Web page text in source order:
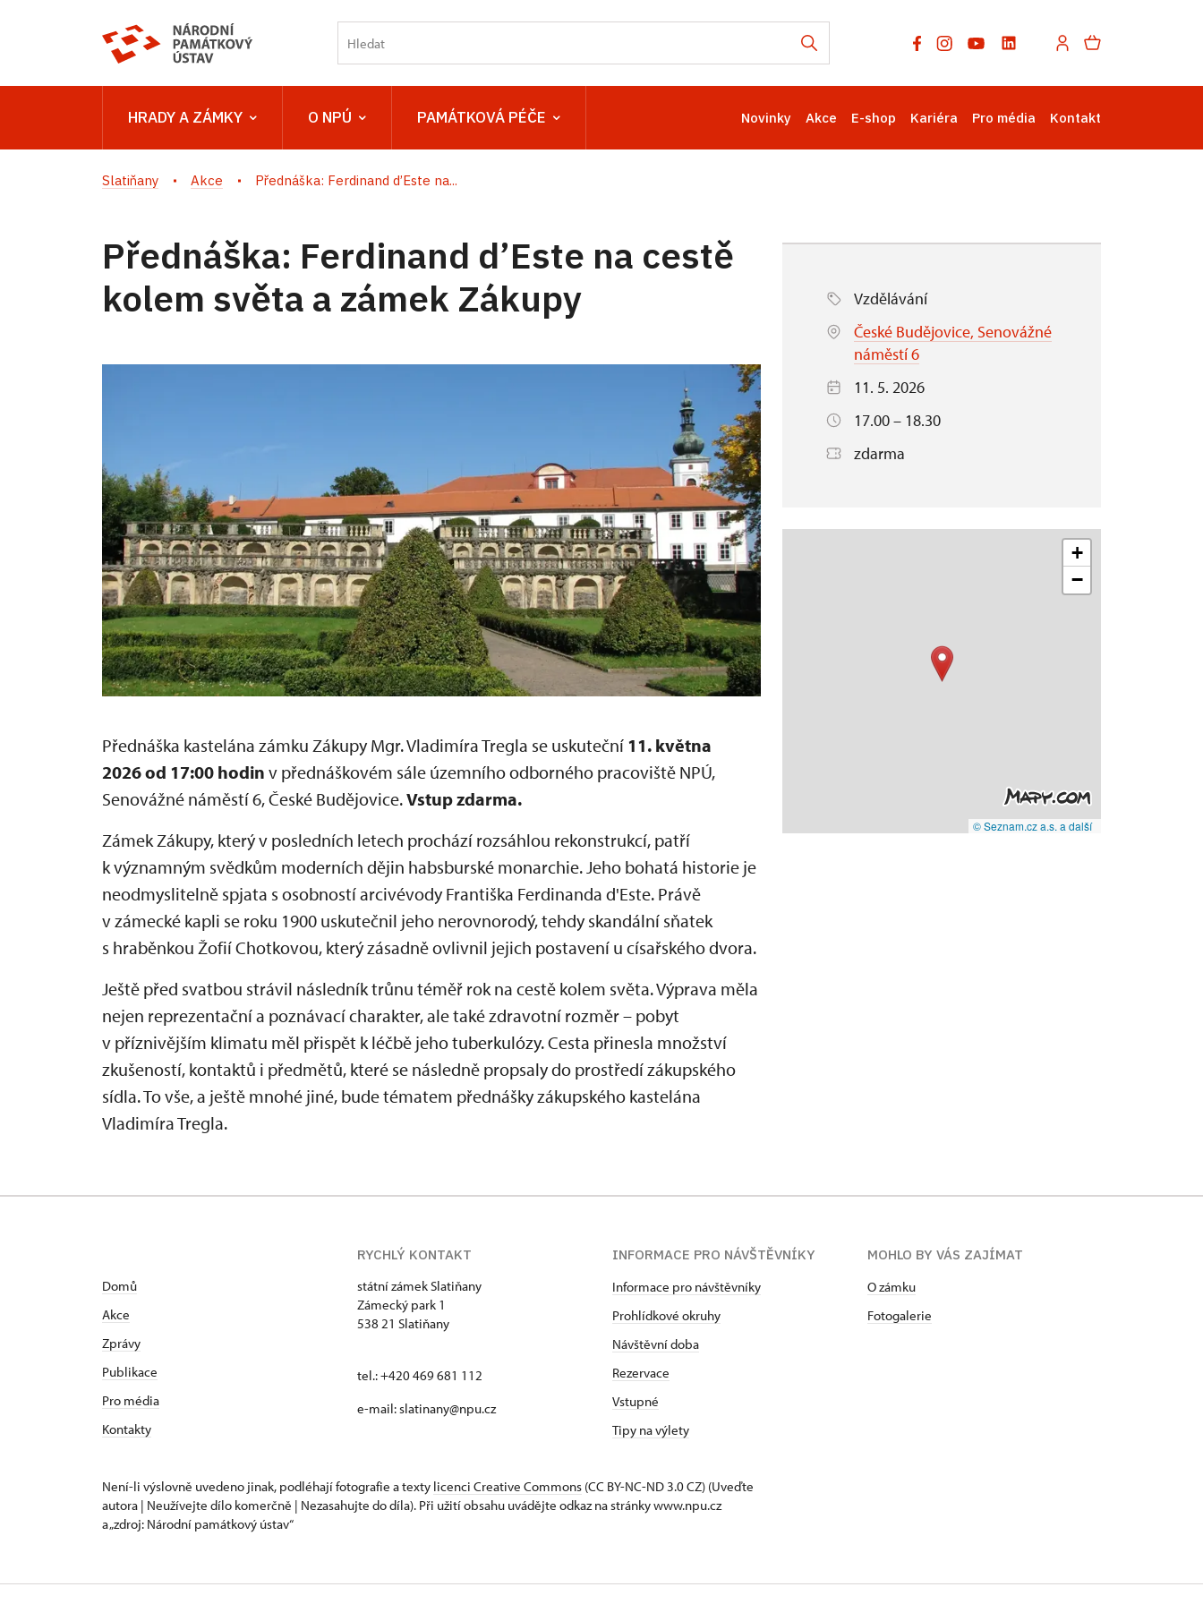
HRADY A ZÁMKY O NPÚ PAMÁTKOVÁ PÉČE Novinky Akce E-shop Kariéra Pro média Kontakt
Slatiňany Akce Přednáška: Ferdinand d’Este na...
Přednáška: Ferdinand d’Este na cestě
kolem světa a zámek Zákupy
Přednáška kastelána zámku Zákupy Mgr. Vladimíra Tregla se uskuteční 11. května
2026 od 17:00 hodin v přednáškovém sále územního odborného pracoviště NPÚ,
Senovážné náměstí 6, České Budějovice.Vstup zdarma.
Zámek Zákupy, který v posledních letech prochází rozsáhlou rekonstrukcí, patří
k významným svědkům moderních dějin habsburské monarchie. Jeho bohatá historie je
neodmyslitelně spjata s osobností arcivévody Františka Ferdinanda d'Este. Právě
v zámecké kapli se roku 1900 uskutečnil jeho nerovnorodý, tehdy skandální sňatek
s hraběnkou Žofií Chotkovou, který zásadně ovlivnil jejich postavení u císařského dvora.
Ještě před svatbou strávil následník trůnu téměř rok na cestě kolem světa. Výprava měla
nejen reprezentační a poznávací charakter, ale také zdravotní rozměr – pobyt
v příznivějším klimatu měl přispět k léčbě jeho tuberkulózy. Cesta přinesla množství
zkušeností, kontaktů i předmětů, které se následně propsaly do prostředí zákupského
sídla. To vše, a ještě mnohé jiné, bude tématem přednášky zákupského kastelána
Vladimíra Tregla.
Vzdělávání
České Budějovice, Senovážné
náměstí 6
11. 5. 2026
17.00 – 18.30
zdarma
+
−
© Seznam.cz a.s. a další
Domů
Akce
Zprávy
Publikace
Pro média
Kontakty
RYCHLÝ KONTAKT
státní zámek Slatiňany
Zámecký park 1
538 21 Slatiňany
tel.: +420 469 681 112
e-mail: slatinany@npu.cz
INFORMACE PRO NÁVŠTĚVNÍKY
Informace pro návštěvníky
Prohlídkové okruhy
Návštěvní doba
Rezervace
Vstupné
Tipy na výlety
MOHLO BY VÁS ZAJÍMAT
O zámku
Fotogalerie
Není-li výslovně uvedeno jinak, podléhají fotografie a texty licenci Creative Commons (CC BY-NC-ND 3.0 CZ) (Uveďte
autora | Neužívejte dílo komerčně | Nezasahujte do díla). Při užití obsahu uvádějte odkaz na stránky www.npu.cz
a „zdroj: Národní památkový ústav“